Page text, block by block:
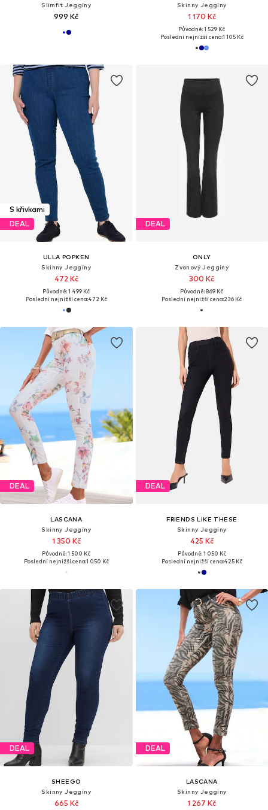
Slimfit Jeggíny
999 Kč
Skinny Jeggíny
1 170 Kč
Původně: 1 529 Kč
Poslední nejnižší cena:1 105 Kč
S křivkami
DEAL
ULLA POPKEN
Skinny Jeggíny
472 Kč
Původně: 1 499 Kč
Poslední nejnižší cena:472 Kč
DEAL
ONLY
Zvonový Jeggíny
300 Kč
Původně: 869 Kč
Poslední nejnižší cena:236 Kč
DEAL
LASCANA
Skinny Jeggíny
1 350 Kč
Původně: 1 500 Kč
Poslední nejnižší cena:1 050 Kč
DEAL
FRIENDS LIKE THESE
Skinny Jeggíny
425 Kč
Původně: 1 050 Kč
Poslední nejnižší cena:425 Kč
DEAL
SHEEGO
Skinny Jeggíny
665 Kč
DEAL
LASCANA
Skinny Jeggíny
1 267 Kč